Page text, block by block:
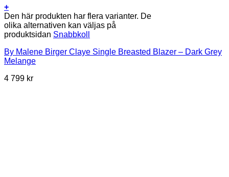
+
Den här produkten har flera varianter. De
olika alternativen kan väljas på
produktsidan Snabbkoll
By Malene Birger Claye Single Breasted Blazer – Dark Grey
Melange
4 799 kr